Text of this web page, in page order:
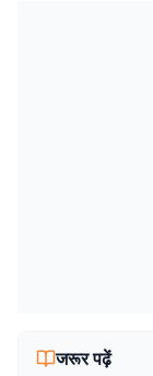
जरूर पढ़ें